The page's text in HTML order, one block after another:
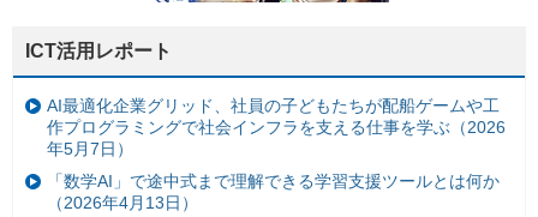
ICT活用レポート
AI最適化企業グリッド、社員の子どもたちが配船ゲームや工
作プログラミングで社会インフラを支える仕事を学ぶ（2026
年5月7日）
「数学AI」で途中式まで理解できる学習支援ツールとは何か
（2026年4月13日）